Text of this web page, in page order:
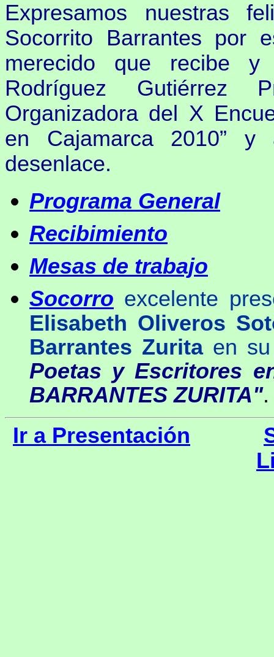
Expresamos nuestras
Socorrito Barrantes por
merecido que recibe y
Rodríguez Gutiérrez
Organizadora del X
en Cajamarca 2010”
desenlace.
Programa General
Recibimiento
Mesas de trabajo
Socorro excelente
Elisabeth Oliveros
Barrantes Zuritaen su
Poetas y Escritores
BARRANTES ZURITA".
Ir a Presentación